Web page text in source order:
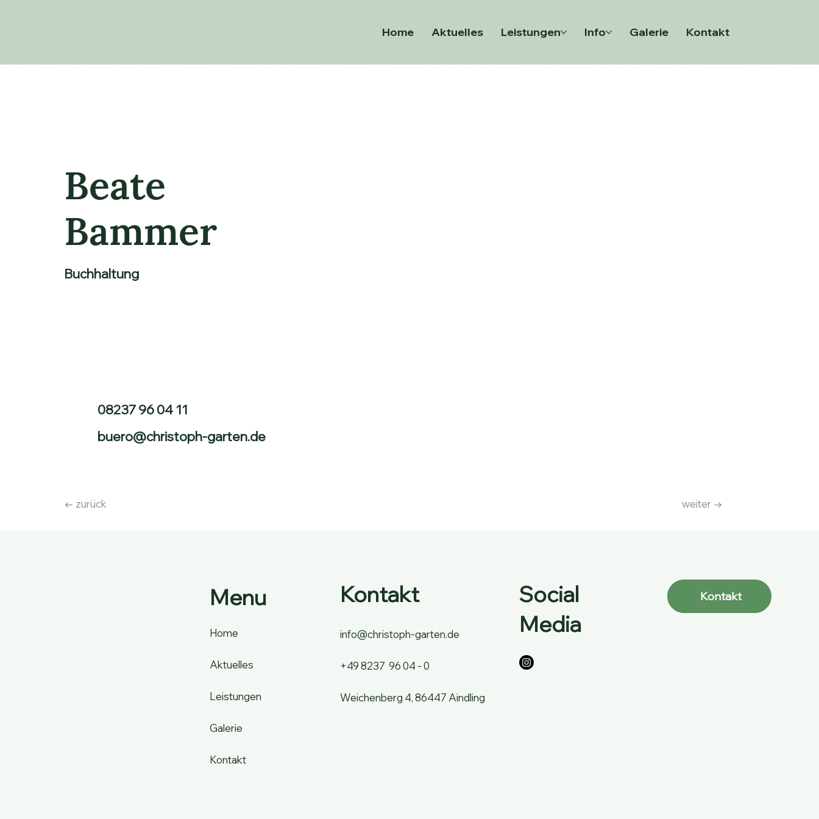
Home Aktuelles Leistungen Info Galerie Kontakt
Beate
Bammer
Buchhaltung
08237 96 04 11
buero@christoph-garten.de
← zurück weiter →
Menu
Home
Aktuelles
Leistungen
Galerie
Kontakt
Kontakt
info@christoph-garten.de
+49 8237 96 04 - 0
Weichenberg 4, 86447 Aindling
Social
Media
Kontakt